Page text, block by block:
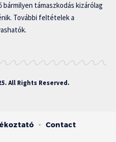
támaszkodás kizárólag
További feltételek a
All Rights Reserved.
Contact